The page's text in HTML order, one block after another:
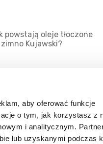
aby oferować funkcje
o tym, jak korzystasz z
i analitycznym.
lub uzyskanymi podczas
powstają oleje tłoczone
Kujawski?